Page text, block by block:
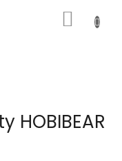
HOBIBEAR